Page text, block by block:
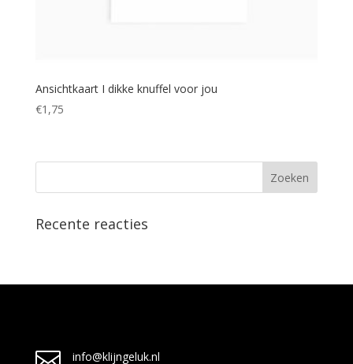
Ansichtkaart I dikke knuffel voor jou
€1,75
Recente reacties
info@klijngeluk.nl